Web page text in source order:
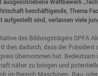
binden
(GDZ)
beschäftigende, Thema
sind, verlassen viele
des Bildungsträgers DPFA
dies dadurch, dass der
übernommen hat.
näher zu bringen und
im Bereich Maschinen-, Bau-